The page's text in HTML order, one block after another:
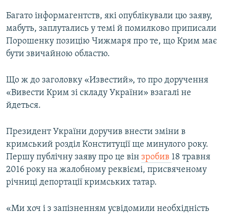
Багато інформагентств, які опублікували цю заяву,
мабуть, заплутались у темі й помилково приписали
Порошенку позицію Чижмаря про те, що Крим має
бути звичайною областю.
Що ж до заголовку «Известий», то про доручення
«Вивести Крим зі складу України» взагалі не
йдеться.
Президент України доручив внести зміни в
кримський розділ Конституції ще минулого року.
Першу публічну заяву про це він зробив 18 травня
2016 року на жалобному реквіємі, присвяченому
річниці депортації кримських татар.
«Ми хоч і з запізненням усвідомили необхідність